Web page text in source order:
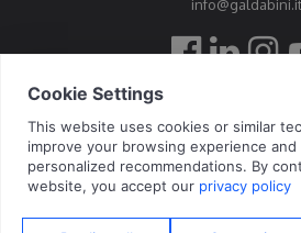
info@galdabini.it
高达比尼公司授权为官方标定